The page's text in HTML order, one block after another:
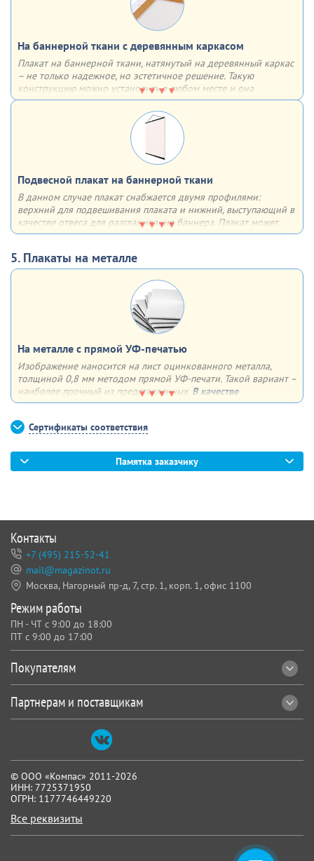
На баннерной ткани c деревянным каркасом
Плакат на баннерной ткани, натянутый на деревянный каркас
– не только надежное, но эстетичное решение. Такую
конструкцию можно установить в любом месте и она
однозначно привлечет к себе внимание за счет необычного
Подвесной плакат на баннерной ткани
В данном случае плакат снабжается двумя профилями:
верхний для подвешивания плаката и нижний, выступающий в
качестве отвеса для разглаживания баннера. Плакат может
быть как односторонним, так и двусторонним. Плюсы – любой
5. Плакаты на металле
На металле с прямой УФ-печатью
Изображение наносится на лист оцинкованного металла,
толщиной 0,8 мм методом прямой УФ-печати. Такой вариант –
наиболее прочный из представленных. В качестве
дополнительной опцииможем сделать 4 отверстия по углам
Сертификаты соответствия
Памятка заказчику
© ООО «Компас» 2011-2026
ИНН: 7725371950
ОГРН: 1177746449220
Все реквизиты
Покупателям
Партнерам и поставщикам
Контакты
+7 (495) 215-52-41
mail@magazinot.ru
Москва, Нагорный пр-д, 7, стр. 1, корп. 1, офис 1100
Режим работы
ПН - ЧТ с 9:00 до 18:00
ПТ с 9:00 до 17:00